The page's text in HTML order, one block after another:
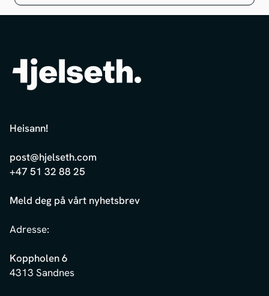
Heisann!
post@hjelseth.com
+47 51 32 88 25
Meld deg på vårt nyhetsbrev
Adresse:
Koppholen 6
4313 Sandnes